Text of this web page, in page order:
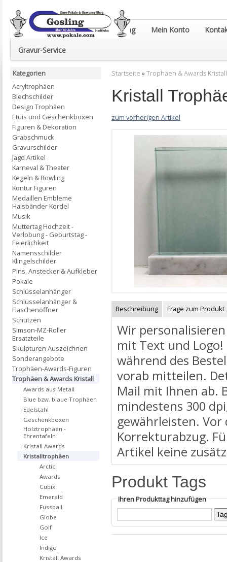
Euro-Pokale & Gravur-Shop Gosling Mein Konto
Gravur-Service
Startseite »Trophäen & Awards Kristall
Kristall
zum vorherigen Artikel
Beschreibung Frage zum Produkt
Wir
mit Text und
während des
vorab mitteilen.
Mail mit Ihnen ab.
mindestens 300
gewährleisten.
Korrekturabzug.
Artikel keine
Produkt Tags
Ihren Produkttag hinzufügen
Kategorien
Acryltrophäen
Blechschilder
Design Trophäen
Etuis und Geschenkboxen
Figuren & Dekoration
Grabschmuck
Gravurschilder
Jagd Artikel
Karneval & Theater
Kegeln & Bowling
Kontur Figuren
Medaillen Embleme
Halsbänder Kordel
Musik
Muttertag Hochzeit -
Verlobung - Geburtstag -
Feierlichkeit
Namensschilder
Klingelschilder
Pins, Anstecker & Aufkleber
Pokale
Schlüsselanhänger
Schlüsselanhänger &
Flaschenöffner
Schützen
Simson-MZ-Roller
Ersatzteile
Skulpturen Auszeichnen
Sonderangebote
Trophäen-Awards-Figuren
Trophäen & Awards Kristall
Awards aus Metall
Blue bzw. blaue Trophäen
Edelstahl
Geschenkboxen
Holztrophäen -
Ehrentafeln
Kristall Awards
Kristalltrophäen
Arctic
Awards
Cubix
Emerald
Fussball
Globe
Golf
Ice
Indigo
Kristall Awards